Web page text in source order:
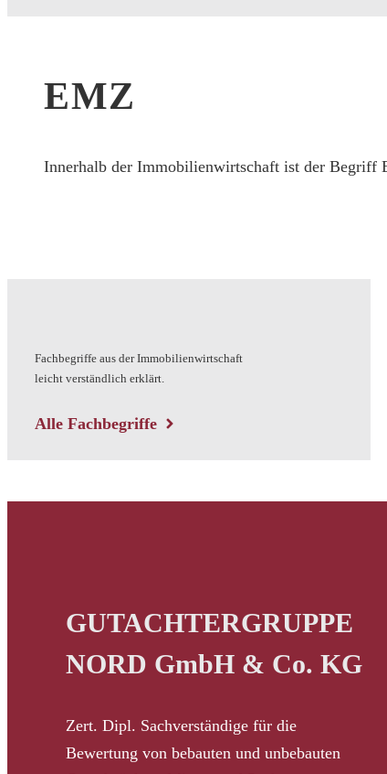
EMZ
Innerhalb der Immobilienwirtschaft ist der Begriff
Fachbegriffe aus der Immobilienwirtschaft
leicht verständlich erklärt.
Alle Fachbegriffe
GUTACHTERGRUPPE
NORD GmbH & Co. KG
Zert. Dipl. Sachverständige für die
Bewertung von bebauten und unbebauten